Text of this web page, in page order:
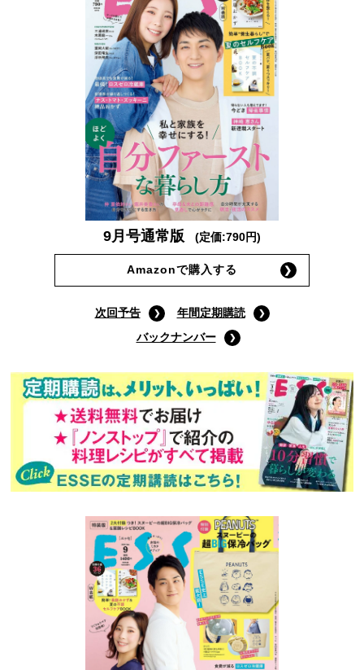
9月号通常版 (定価:790円)
Amazonで購入する
次回予告
年間定期購読
バックナンバー